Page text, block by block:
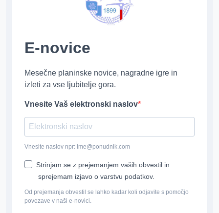
E-novice
Mesečne planinske novice, nagradne igre in
izleti za vse ljubitelje gora.
Vnesite Vaš elektronski naslov
Vnesite naslov npr: ime@ponudnik.com
Strinjam se z prejemanjem vaših obvestil in
sprejemam izjavo o varstvu podatkov.
Od prejemanja obvestil se lahko kadar koli odjavite s pomočjo
povezave v naši e-novici.